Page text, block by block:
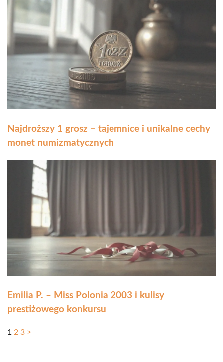
Najdroższy 1 grosz – tajemnice i unikalne cechy
monet numizmatycznych
Emilia P. – Miss Polonia 2003 i kulisy
prestiżowego konkursu
1 2 3 >